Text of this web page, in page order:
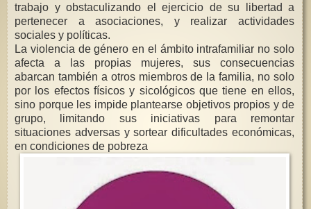
trabajo y obstaculizando el ejercicio de su libertad a
pertenecer a asociaciones, y realizar actividades
sociales y políticas.
La violencia de género en el ámbito intrafamiliar no solo
afecta a las propias mujeres, sus consecuencias
abarcan también a otros miembros de la familia, no solo
por los efectos físicos y sicológicos que tiene en ellos,
sino porque les impide plantearse objetivos propios y de
grupo, limitando sus iniciativas para remontar
situaciones adversas y sortear dificultades económicas,
en condiciones de pobreza